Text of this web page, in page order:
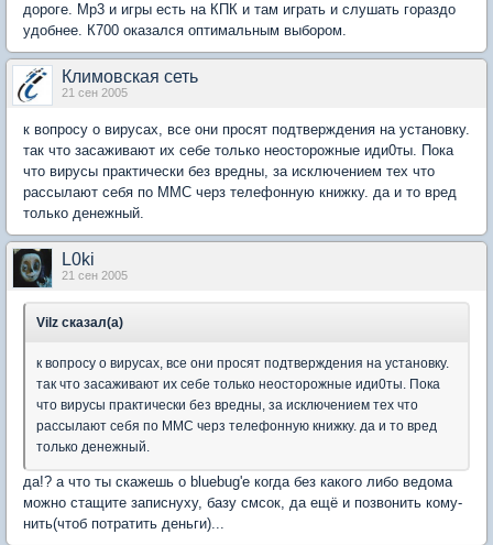
дороге. Mp3 и игры есть на КПК и там играть и слушать гораздо
удобнее. К700 оказался оптимальным выбором.
Климовская сеть
21 сен 2005
к вопросу о вирусах, все они просят подтверждения на установку.
так что засаживают их себе только неосторожные иди0ты. Пока
что вирусы практически без вредны, за исключением тех что
рассылают себя по ММС черз телефонную книжку. да и то вред
только денежный.
L0ki
21 сен 2005
Vilz сказал(а)
к вопросу о вирусах, все они просят подтверждения на установку.
так что засаживают их себе только неосторожные иди0ты. Пока
что вирусы практически без вредны, за исключением тех что
рассылают себя по ММС черз телефонную книжку. да и то вред
только денежный.
да!? а что ты скажешь о bluebug'е когда без какого либо ведома
можно стащите записнуху, базу смсок, да ещё и позвонить кому-
нить(чтоб потратить деньги)...